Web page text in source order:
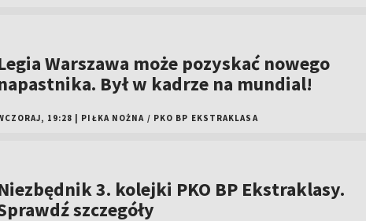
Warszawa może pozyskać nowego
Był w kadrze na mundial!
19:28 PIŁKA NOŻNA / PKO BP EKSTRAKLASA
3. kolejki PKO BP Ekstraklasy.
szczegóły